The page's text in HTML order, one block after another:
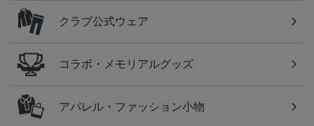
クラブ公式ウェア
コラボ・メモリアルグッズ
アパレル・ファッション小物